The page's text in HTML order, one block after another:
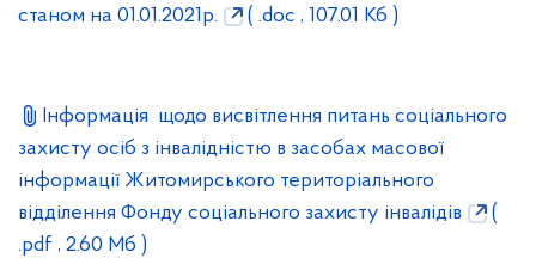
станом на 01.01.2021р.
( .doc , 107.01 Кб )
Інформація щодо висвітлення питань соціального
захисту осіб з інвалідністю в засобах масової
інформації Житомирського територіального
відділення Фонду соціального захисту інвалідів
(
.pdf , 2.60 Мб )